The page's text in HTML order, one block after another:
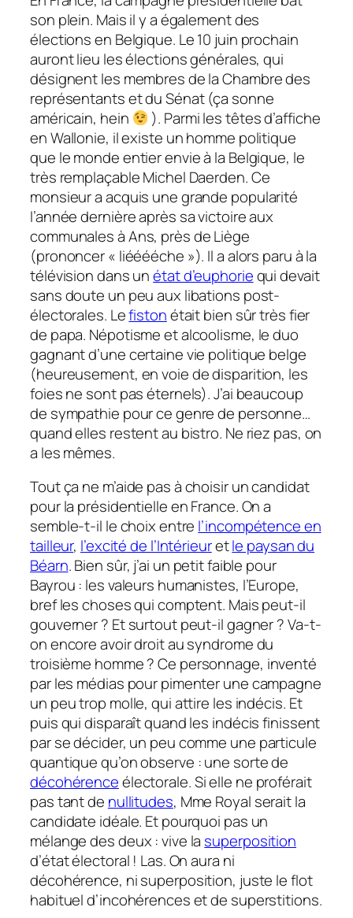
son plein. Mais il y a également des
élections en Belgique. Le 10 juin prochain
auront lieu les élections générales, qui
désignent les membres de la Chambre des
représentants et du Sénat (ça sonne
américain, hein
). Parmi les têtes d’affiche
en Wallonie, il existe un homme politique
que le monde entier envie à la Belgique, le
très remplaçable Michel Daerden. Ce
monsieur a acquis une grande popularité
l’année dernière après sa victoire aux
communales à Ans, près de Liège
(prononcer « liééééche »). Il a alors paru à la
télévision dans unétat d’euphoriequi devait
sans doute un peu aux libations post-
électorales. Lefistonétait bien sûr très fier
de papa. Népotisme et alcoolisme, le duo
gagnant d’une certaine vie politique belge
(heureusement, en voie de disparition, les
foies ne sont pas éternels). J’ai beaucoup
de sympathie pour ce genre de personne…
quand elles restent au bistro. Ne riez pas, on
a les mêmes.
Tout ça ne m’aide pas à choisir un candidat
pour la présidentielle en France. On a
semble-t-il le choix entre l’incompétence en
tailleur, l’excité de l’Intérieuretle paysan du
Béarn. Bien sûr, j’ai un petit faible pour
Bayrou : les valeurs humanistes, l’Europe,
bref les choses qui comptent. Mais peut-il
gouverner ? Et surtout peut-il gagner ? Va-t-
on encore avoir droit au syndrome du
troisième homme ? Ce personnage, inventé
par les médias pour pimenter une campagne
un peu trop molle, qui attire les indécis. Et
puis qui disparaît quand les indécis finissent
par se décider, un peu comme une particule
quantique qu’on observe : une sorte de
décohérenceélectorale. Si elle ne proférait
pas tant de nullitudes, Mme Royal serait la
candidate idéale. Et pourquoi pas un
mélange des deux : vive la superposition
d’état électoral ! Las. On aura ni
décohérence, ni superposition, juste le flot
habituel d’incohérences et de superstitions.